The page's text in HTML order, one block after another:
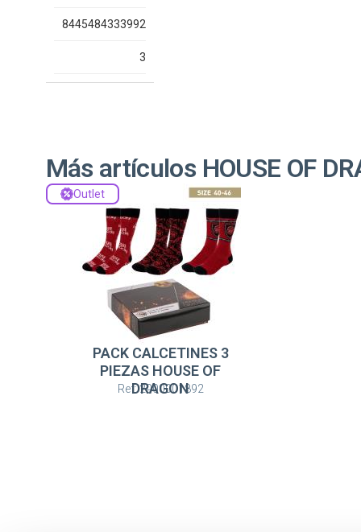
8445484333992
3
Más artículos HOUSE OF
Outlet
PACK CALCETINES 3
PIEZAS HOUSE OF
DRAGON
Ref: 2900001892